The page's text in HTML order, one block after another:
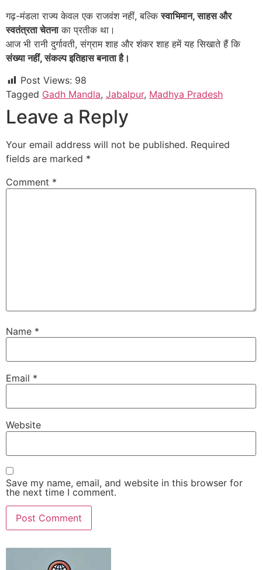
गढ़-मंडला राज्य केवल एक राजवंश नहीं, बल्किस्वाभिमान, साहस और
स्वतंत्रता चेतनाका प्रतीक था।
आज भी रानी दुर्गावती, संग्राम शाह और शंकर शाह हमें यह सिखाते हैं कि
संख्या नहीं, संकल्प इतिहास बनाता है।
Post Views: 98
Tagged Gadh Mandla, Jabalpur, Madhya Pradesh
Leave a Reply
Your email address will not be published. Required
fields are marked *
Comment *
Name *
Email *
Website
Save my name, email, and website in this browser for
the next time I comment.